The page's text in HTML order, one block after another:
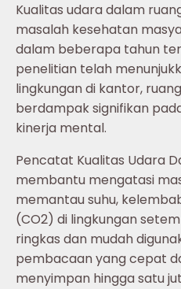
Kualitas udara dalam
masalah kesehatan
dalam beberapa tahun
penelitian telah
lingkungan di kantor,
berdampak signifikan
kinerja mental.
Pencatat Kualitas Udara
membantu mengatasi
memantau suhu,
(CO2) di lingkungan
ringkas dan mudah
pembacaan yang cepat
menyimpan hingga satu